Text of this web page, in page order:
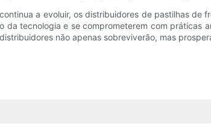
a evoluir, os distribuidores de pastilhas
da tecnologia e se comprometerem com
não apenas sobreviverão, mas